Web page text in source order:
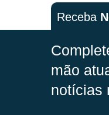
Receba
mão
notícias